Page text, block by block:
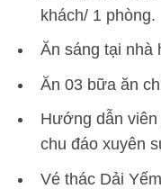
khách/ 1 phòng.
Ăn sáng tại nhà
Ăn 03 bữa ăn
Hướng dẫn
chu đáo xuyên
Vé thác Dải